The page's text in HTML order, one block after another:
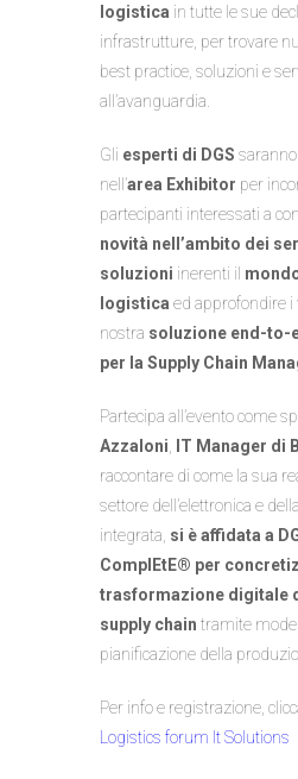
logistica in tutte le sue
infrastrutture, per trovare
best practice, soluzioni e
all’avanguardia.
Gli esperti di DGS
nell’area Exhibitor per
partecipanti interessati a
novità nell’ambito dei
soluzioni inerenti il
logistica ed approfondire i
nostra soluzione end-to-
per la Supply Chain
Partecipa all’evento come
Azzaloni
IT Manager di
raccontare di come la sua
settore dell’elettronica e
integrata, si è affidata a
ComplEtE® per
trasformazione digitale
supply chain tramite
pianificazione della
Per info e registrazione,
Logistics forum It Solutions